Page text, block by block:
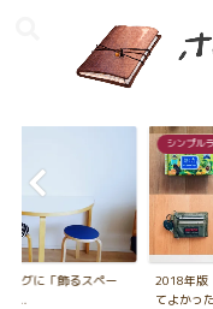
ングに「飾るスペー
シンプル
2018年版
てよかっ